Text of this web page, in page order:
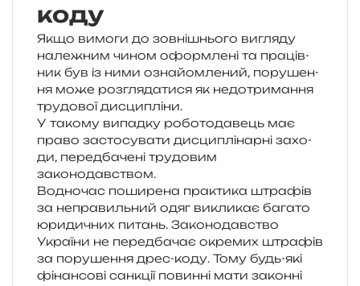
коду
Якщо вимо­ги до зов­ні­шньо­го вигля­ду
нале­жним чином оформ­ле­ні та пра­ців­
ник був із ними озна­йом­ле­ний, пору­ше­н­
ня може роз­гля­да­ти­ся як недо­три­ма­н­ня
тру­до­вої дисципліни.
У тако­му випад­ку робо­то­да­вець має
право засто­су­ва­ти дисци­плі­нар­ні захо­
ди, перед­ба­че­ні тру­до­вим
законодавством.
Водночас поши­ре­на пра­кти­ка штра­фів
за непра­виль­ний одяг викли­кає бага­то
юри­ди­чних питань. Законодавство
України не перед­ба­чає окре­мих штра­фів
за пору­ше­н­ня дрес-коду. Тому будь-які
фінан­со­ві сан­кції повин­ні мати закон­ні